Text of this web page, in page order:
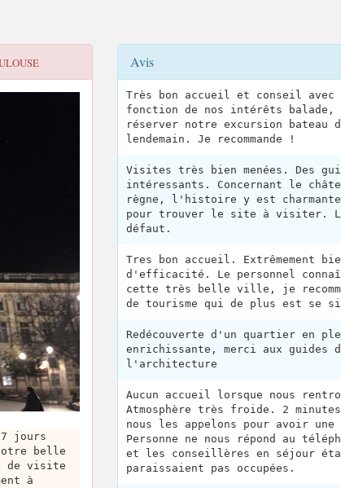
jours
belle
de visite
à
Avis
Très bon accueil et conseil
fonction de nos intérêts
réserver notre excursion bateau
lendemain. Je recommande !
Visites très bien menées. Des
intéressants. Concernant le
règne, l'histoire y est
pour trouver le site à visiter.
défaut.
Tres bon accueil. Extrêmement
d'efficacité. Le personnel
cette très belle ville, je
de tourisme qui de plus est se
Redécouverte d'un quartier en
enrichissante, merci aux guides
l'architecture
Aucun accueil lorsque nous
Atmosphère très froide. 2
nous les appelons pour avoir
Personne ne nous répond au
et les conseillères en séjour
paraissaient pas occupées.